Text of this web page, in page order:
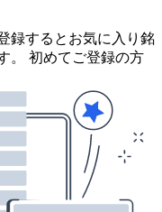
録するとお気に入り銘
。 初めてご登録の方